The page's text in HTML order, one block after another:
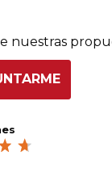
puro, con
con la entrada
nuestras